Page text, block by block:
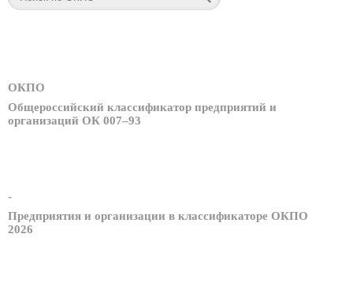
ОКПО
Общероссийский классификатор предприятий и
организаций ОК 007–93
-
Предприятия и организации в классификаторе ОКПО
2026